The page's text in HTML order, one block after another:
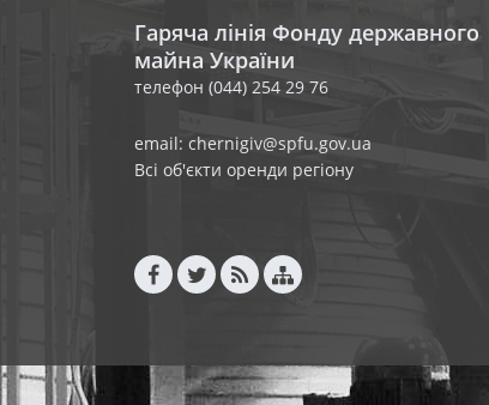
Гаряча лінія Фонду державного
майна України
телефон (044) 254 29 76
email: chernigiv@spfu.gov.ua
Всі об'єкти оренди регіону